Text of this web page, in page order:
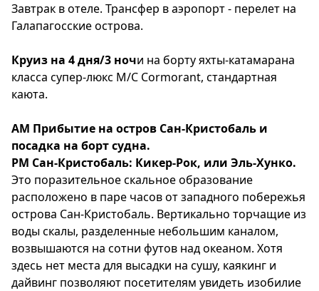
Завтрак в отеле. Трансфер в аэропорт - перелет на
Галапагосские острова.
Круиз на 4 дня/3 ночи на борту яхты-катамарана
класса супер-люкс M/C Cormorant, стандартная
каюта.
АМ Прибытие на остров Сан-Кристобаль и
посадка на борт судна.
РМ Сан-Кристобаль: Кикер-Рок, или Эль-Хунко.
Это поразительное скальное образование
расположено в паре часов от западного побережья
острова Сан-Кристобаль. Вертикально торчащие из
воды скалы, разделенные небольшим каналом,
возвышаются на сотни футов над океаном. Хотя
здесь нет места для высадки на сушу, каякинг и
дайвинг позволяют посетителям увидеть изобилие